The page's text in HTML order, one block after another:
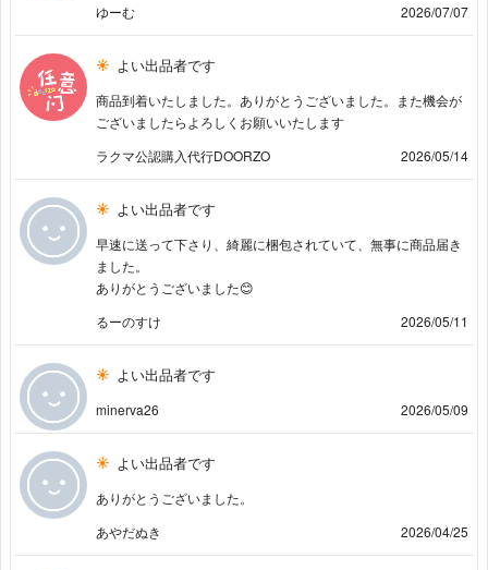
ゆーむ
2026/07/07
よい出品者です
商品到着いたしました。ありがとうございました。また機会が
ございましたらよろしくお願いいたします
ラクマ公認購入代行DOORZO
2026/05/14
よい出品者です
早速に送って下さり、綺麗に梱包されていて、無事に商品届き
ました。
ありがとうございました😊
るーのすけ
2026/05/11
よい出品者です
minerva26 2026/05/09
よい出品者です
ありがとうございました。
あやだぬき
2026/04/25